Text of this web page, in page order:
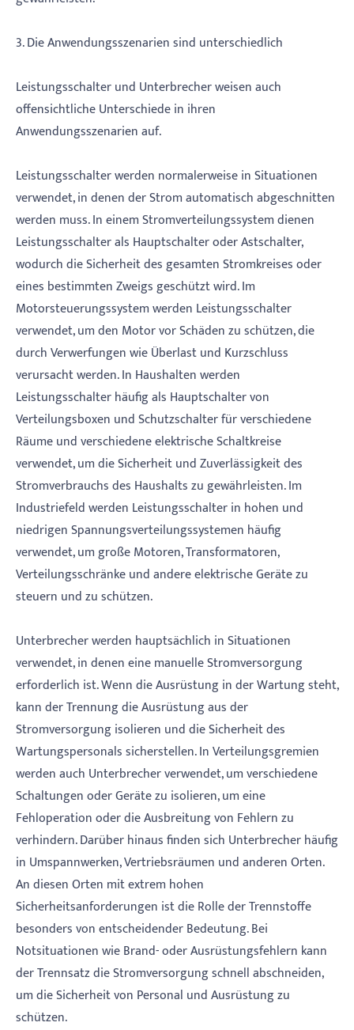
3. Die Anwendungsszenarien sind unterschiedlich
Leistungsschalter und Unterbrecher weisen auch
offensichtliche Unterschiede in ihren
Anwendungsszenarien auf.
Leistungsschalter werden normalerweise in Situationen
verwendet, in denen der Strom automatisch abgeschnitten
werden muss. In einem Stromverteilungssystem dienen
Leistungsschalter als Hauptschalter oder Astschalter,
wodurch die Sicherheit des gesamten Stromkreises oder
eines bestimmten Zweigs geschützt wird. Im
Motorsteuerungssystem werden Leistungsschalter
verwendet, um den Motor vor Schäden zu schützen, die
durch Verwerfungen wie Überlast und Kurzschluss
verursacht werden. In Haushalten werden
Leistungsschalter häufig als Hauptschalter von
Verteilungsboxen und Schutzschalter für verschiedene
Räume und verschiedene elektrische Schaltkreise
verwendet, um die Sicherheit und Zuverlässigkeit des
Stromverbrauchs des Haushalts zu gewährleisten. Im
Industriefeld werden Leistungsschalter in hohen und
niedrigen Spannungsverteilungssystemen häufig
verwendet, um große Motoren, Transformatoren,
Verteilungsschränke und andere elektrische Geräte zu
steuern und zu schützen.
Unterbrecher werden hauptsächlich in Situationen
verwendet, in denen eine manuelle Stromversorgung
erforderlich ist. Wenn die Ausrüstung in der Wartung steht,
kann der Trennung die Ausrüstung aus der
Stromversorgung isolieren und die Sicherheit des
Wartungspersonals sicherstellen. In Verteilungsgremien
werden auch Unterbrecher verwendet, um verschiedene
Schaltungen oder Geräte zu isolieren, um eine
Fehloperation oder die Ausbreitung von Fehlern zu
verhindern. Darüber hinaus finden sich Unterbrecher häufig
in Umspannwerken, Vertriebsräumen und anderen Orten.
An diesen Orten mit extrem hohen
Sicherheitsanforderungen ist die Rolle der Trennstoffe
besonders von entscheidender Bedeutung. Bei
Notsituationen wie Brand- oder Ausrüstungsfehlern kann
der Trennsatz die Stromversorgung schnell abschneiden,
um die Sicherheit von Personal und Ausrüstung zu
schützen.